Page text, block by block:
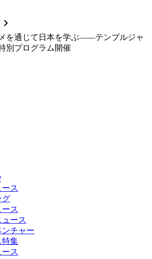
chevron_forward
を通じて日本を学ぶ――テンプルジャ
別プログラム開催
ス
グ
ス
ース
ンチャー
特集
ス